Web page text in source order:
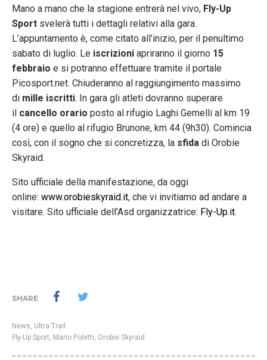
Mano a mano che la stagione entrerà nel vivo, Fly-Up
Sport svelerà tutti i dettagli relativi alla gara.
L’appuntamento è, come citato all’inizio, per il penultimo
sabato di luglio. Le iscrizioni apriranno il giorno 15
febbraio e si potranno effettuare tramite il portale
Picosport.net. Chiuderanno al raggiungimento massimo
di mille iscritti. In gara gli atleti dovranno superare
il cancello orario posto al rifugio Laghi Gemelli al km 19
(4 ore) e quello al rifugio Brunone, km 44 (9h30). Comincia
così, con il sogno che si concretizza, la sfida di Orobie
Skyraid.
Sito ufficiale della manifestazione, da oggi
online: www.orobieskyraid.it, che vi invitiamo ad andare a
visitare. Sito ufficiale dell’Asd organizzatrice: Fly-Up.it.
SHARE
News Ultra Trail
Fly-Up Sport Mario Poletti Orobie Skyraid